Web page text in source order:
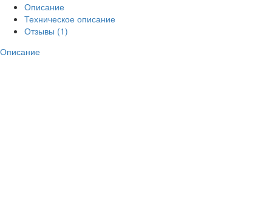
Описание
Техническое описание
Отзывы (1)
Описание